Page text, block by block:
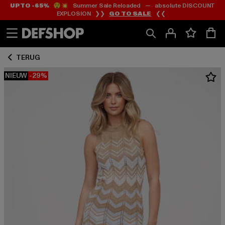
Ga
naar
Ga
naar
UP TO -65%😲💥 Summer Sale Reloaded — absolute DISCOUNT
EXPLOSION ❯❯ GO TO SALE ❮❮
TERUG
NIEUW -29%